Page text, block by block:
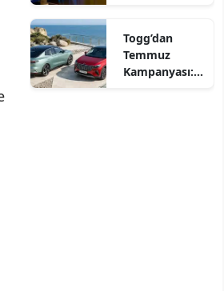
hisseleri belli
oldu
Togg’dan
Temmuz
Kampanyası: